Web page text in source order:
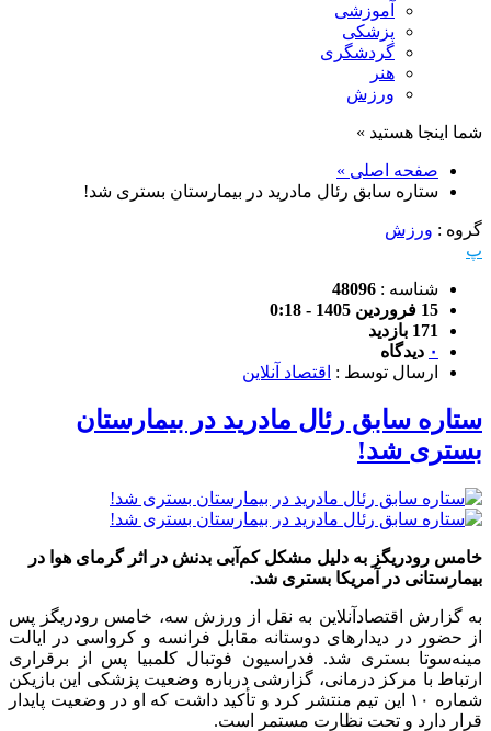
آموزشی
پزشکی
گردشگری
هنر
ورزش
شما اینجا هستید »
صفحه اصلی »
ستاره سابق رئال مادرید در بیمارستان بستری شد!
گروه : ورزش
پ
شناسه : 48096
15 فروردین 1405 - 0:18
171 بازدید
۰ دیدگاه
ارسال توسط : اقتصاد آنلاین
ستاره سابق رئال مادرید در بیمارستان
بستری شد!
خامس رودریگز به دلیل مشکل کم‌آبی بدنش در اثر گرمای هوا در
بیمارستانی در آمریکا بستری شد.
به گزارش اقتصادآنلاین به نقل از ورزش سه، خامس رودریگز پس
از حضور در دیدار‌های دوستانه مقابل فرانسه و کرواسی در ایالت
مینه‌سوتا بستری شد. فدراسیون فوتبال کلمبیا پس از برقراری
ارتباط با مرکز درمانی، گزارشی درباره وضعیت پزشکی این بازیکن
شماره ۱۰ این تیم منتشر کرد و تأکید داشت که او در وضعیت پایدار
قرار دارد و تحت نظارت مستمر است.